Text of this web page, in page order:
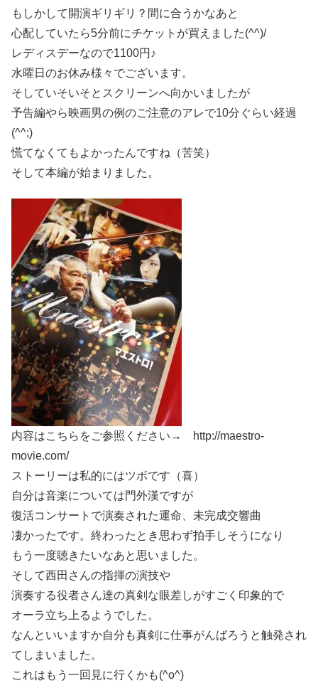
もしかして開演ギリギリ？間に合うかなあと
心配していたら5分前にチケットが買えました(^^)/
レディスデーなので1100円♪
水曜日のお休み様々でございます。
そしていそいそとスクリーンへ向かいましたが
予告編やら映画男の例のご注意のアレで10分ぐらい経過
(^^;)
慌てなくてもよかったんですね（苦笑）
そして本編が始まりました。
内容はこちらをご参照ください→ http://maestro-
movie.com/
ストーリーは私的にはツボです（喜）
自分は音楽については門外漢ですが
復活コンサートで演奏された運命、未完成交響曲
凄かったです。終わったとき思わず拍手しそうになり
もう一度聴きたいなあと思いました。
そして西田さんの指揮の演技や
演奏する役者さん達の真剣な眼差しがすごく印象的で
オーラ立ち上るようでした。
なんといいますか自分も真剣に仕事がんばろうと触発され
てしまいました。
これはもう一回見に行くかも(^o^)